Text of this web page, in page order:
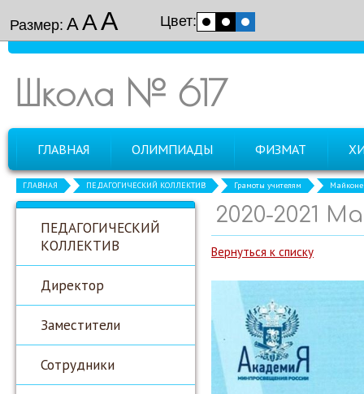
Размер: ААА Цвет:
Школа № 617
ГЛАВНАЯ ОЛИМПИАДЫ ФИЗМАТ
ГЛАВНАЯ ПЕДАГОГИЧЕСКИЙ КОЛЛЕКТИВ Грамоты учителям
ПЕДАГОГИЧЕСКИЙ
КОЛЛЕКТИВ
Директор
Заместители
Сотрудники
2020-2021
Вернуться к списку